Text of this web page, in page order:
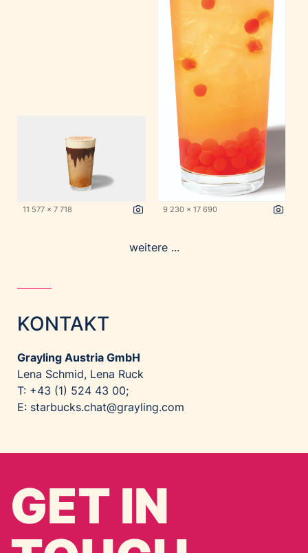
11 577 x 7 718 9 230 x 17 690
weitere ...
KONTAKT
Grayling Austria GmbH
Lena Schmid, Lena Ruck
T: +43 (1) 524 43 00;
E: starbucks.chat@grayling.com
GET IN